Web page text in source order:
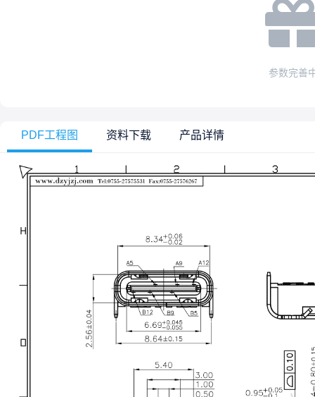
参数完善
PDF工程图 资料下载 产品详情